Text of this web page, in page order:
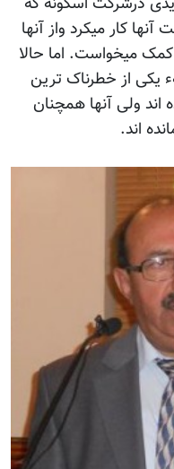
کار میکرد واز آنها
میخواست. اما حالا
یکی از خطرناک ترین
اند ولی آنها همچنان
اند.